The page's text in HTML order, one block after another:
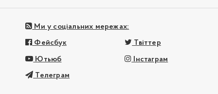
Ми у соціальних мережах:
Фейсбук Твіттер
Ютьюб Інстаграм
Телеграм